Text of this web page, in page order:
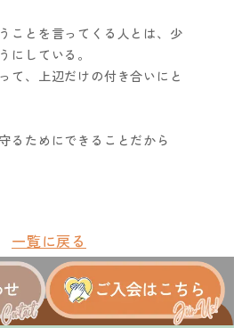
ことを言ってくる人とは、少
にしている。
て、上辺だけの付き合いにと
るためにできることだから
一覧に戻る